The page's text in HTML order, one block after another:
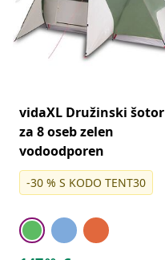
vidaXL Družinski šotor
za 8 oseb zelen
vodoodporen
-30 % S KODO TENT30